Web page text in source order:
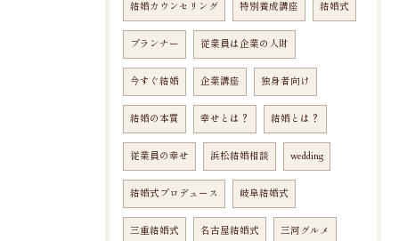
結婚カウンセリング 特別養成講座 結婚式
プランナー 従業員は企業の人財
今すぐ結婚 企業講座 独身者向け
結婚の本質 幸せとは？ 結婚とは？
従業員の幸せ 浜松結婚相談 wedding
結婚式プロデュース 岐阜結婚式
三重結婚式 名古屋結婚式 三河グルメ